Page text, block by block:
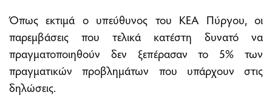
Όπως εκτιμά ο υπεύθυνος του ΚΕΑ Πύργου, οι
παρεμβάσεις που τελικά κατέστη δυνατό να
πραγματοποιηθούν δεν ξεπέρασαν το 5% των
πραγματικών προβλημάτων που υπάρχουν στις
δηλώσεις.